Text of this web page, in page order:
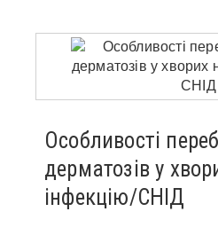
Особливості
дерматозів у
інфекцію/СНІД